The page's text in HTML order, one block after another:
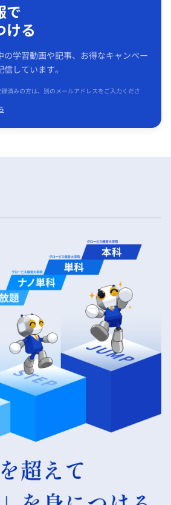
で
ける
の学習動画や記事、お得なキャンペー
しています。
済みの方は、別のメールアドレスをご入力くださ